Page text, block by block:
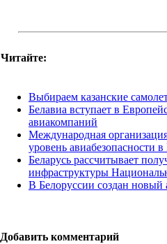
Читайте:
Выбираем казанские
Белавиа вступает в
авиакомпаний
Международная
уровень авиабезопасности в
Беларусь рассчитывает
инфраструктуры
В Белоруссии создан
Добавить комментарий